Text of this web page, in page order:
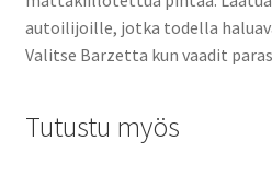
autoilijoille, jotka todella
Valitse Barzetta kun vaadit
Tutustu myös